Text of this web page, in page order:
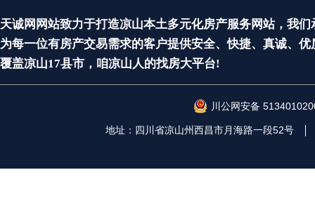
天诚网网站致力于打造凉山本土多元化房产服务网站，我
为每一位有房产交易需求的客户提供安全、快捷、真诚、优
覆盖凉山17县市，咱凉山人的找房大平台!
川公网安备
地址：四川省凉山州西昌市月海路一段52号